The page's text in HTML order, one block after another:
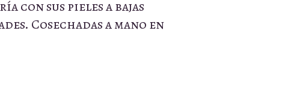
con sus pieles a bajas
Cosechadas a mano en